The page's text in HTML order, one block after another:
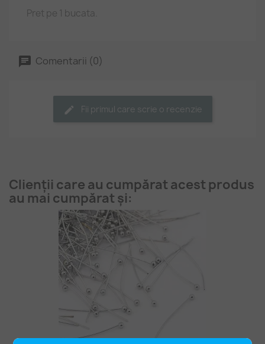
Pret pe 1 bucata.
Comentarii (0)
Fii primul care scrie o recenzie
Clienții care au cumpărat acest produs
au mai cumpărat și: